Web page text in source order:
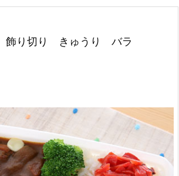

飾り切り きゅうり バラ